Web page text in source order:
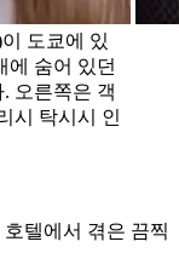
도쿄에 있
에 숨어 있던
오른쪽은 객
시 탁시시 인
텔에서 겪은 끔찍